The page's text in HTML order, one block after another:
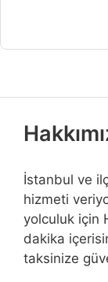
İstanbul ve
hizmeti
yolculuk için
dakika
taksinize